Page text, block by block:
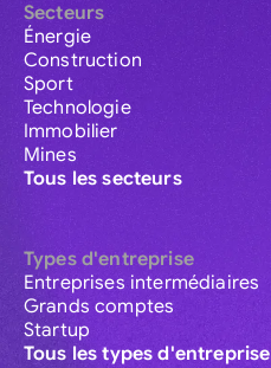
Secteurs
Énergie
Construction
Sport
Technologie
Immobilier
Mines
Tous les secteurs
Types d'entreprise
Entreprises intermédiaires
Grands comptes
Startup
Tous les types d'entreprise